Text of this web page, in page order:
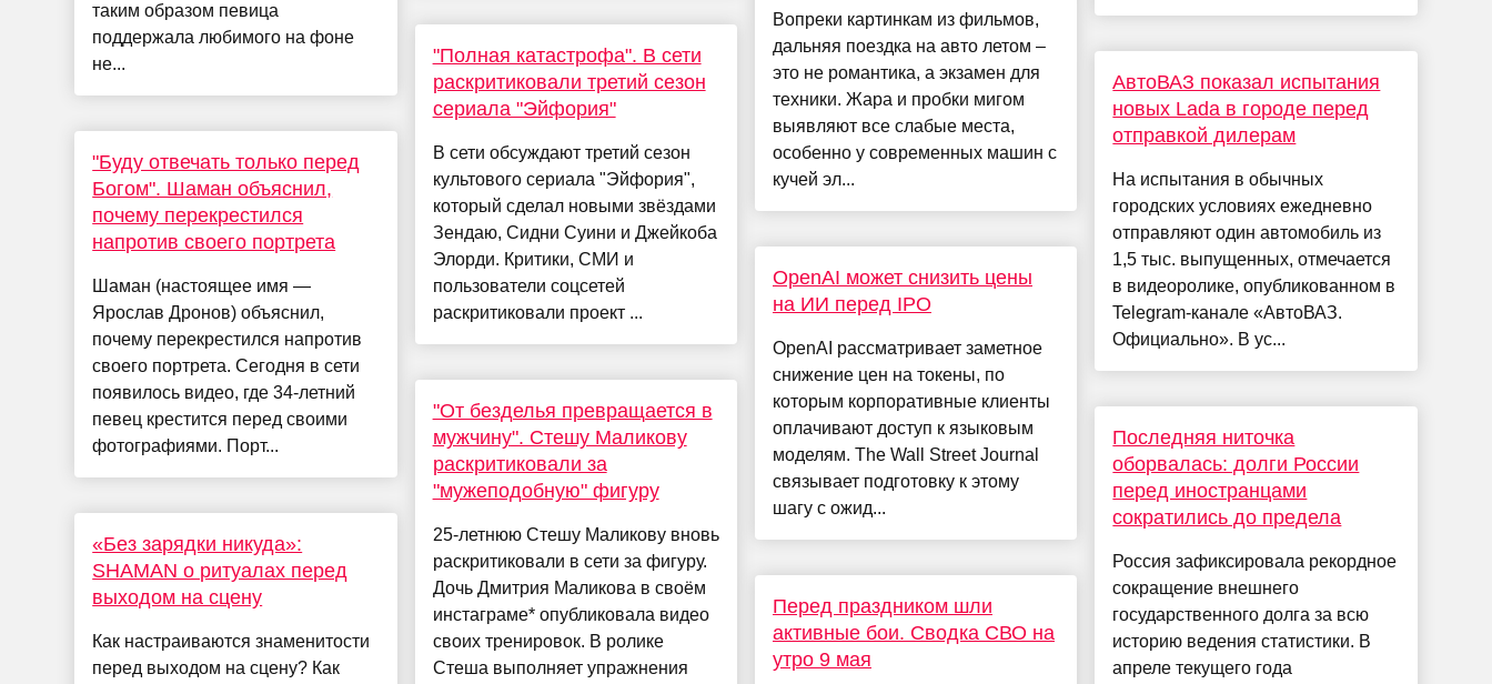
таким образом певица
поддержала любимого на фоне
не...
"Буду отвечать только перед
Богом". Шаман объяснил,
почему перекрестился
напротив своего портрета
Шаман (настоящее имя —
Ярослав Дронов) объяснил,
почему перекрестился напротив
своего портрета. Сегодня в сети
появилось видео, где 34-летний
певец крестится перед своими
фотографиями. Порт...
«Без зарядки никуда»:
SHAMAN о ритуалах перед
выходом на сцену
Как настраиваются знаменитости
перед выходом на сцену? Как
"Полная катастрофа". В сети
раскритиковали третий сезон
сериала "Эйфория"
В сети обсуждают третий сезон
культового сериала "Эйфория",
который сделал новыми звёздами
Зендаю, Сидни Суини и Джейкоба
Элорди. Критики, СМИ и
пользователи соцсетей
раскритиковали проект ...
"От безделья превращается в
мужчину". Стешу Маликову
раскритиковали за
"мужеподобную" фигуру
25-летнюю Стешу Маликову вновь
раскритиковали в сети за фигуру.
Дочь Дмитрия Маликова в своём
инстаграме* опубликовала видео
своих тренировок. В ролике
Стеша выполняет упражнения
Вопреки картинкам из фильмов,
дальняя поездка на авто летом –
это не романтика, а экзамен для
техники. Жара и пробки мигом
выявляют все слабые места,
особенно у современных машин с
кучей эл...
OpenAI может снизить цены
на ИИ перед IPO
OpenAI рассматривает заметное
снижение цен на токены, по
которым корпоративные клиенты
оплачивают доступ к языковым
моделям. The Wall Street Journal
связывает подготовку к этому
шагу с ожид...
Перед праздником шли
активные бои. Сводка СВО на
утро 9 мая
АвтоВАЗ показал испытания
новых Lada в городе перед
отправкой дилерам
На испытания в обычных
городских условиях ежедневно
отправляют один автомобиль из
1,5 тыс. выпущенных, отмечается
в видеоролике, опубликованном в
Telegram-канале «АвтоВАЗ.
Официально». В ус...
Последняя ниточка
оборвалась: долги России
перед иностранцами
сократились до предела
Россия зафиксировала рекордное
сокращение внешнего
государственного долга за всю
историю ведения статистики. В
апреле текущего года